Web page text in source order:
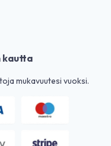
kautta
mukavuutesi vuoksi.